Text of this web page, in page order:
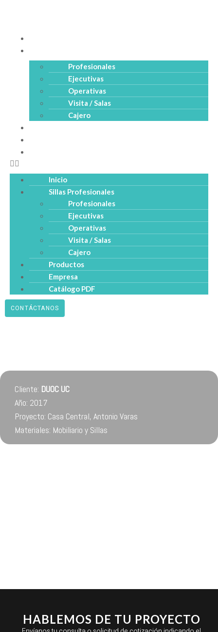
Profesionales
Ejecutivas
Operativas
Visita / Salas
Cajero
Inicio
Sillas Profesionales
Profesionales
Ejecutivas
Operativas
Visita / Salas
Cajero
Productos
Empresa
Catálogo PDF
CONTÁCTANOS
Cliente: DUOC UC
Año: 2017
Proyecto: Casa Central, Antonio Varas
Materiales: Mobiliario y Sillas
HABLEMOS DE TU PROYECTO